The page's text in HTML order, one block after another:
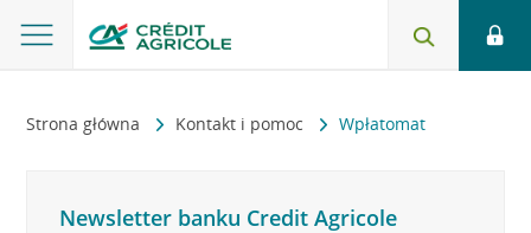
Strona główna Kontakt i pomoc Wpłatomat
Newsletter banku Credit Agricole